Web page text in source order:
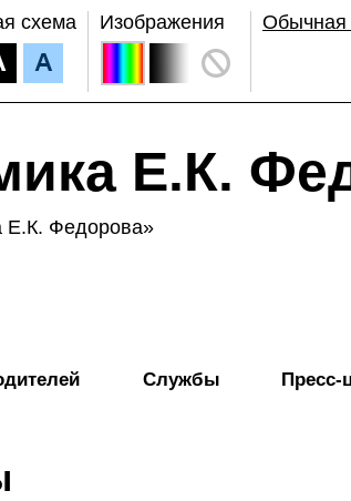
схема Изображения Обычная
Е.К.
Е.К. Федорова»
Службы Пресс-